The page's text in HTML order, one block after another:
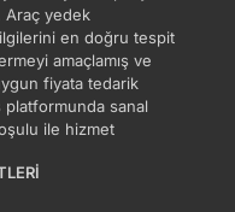
Araç yedek
en doğru tespit
amaçlamış ve
fiyata tedarik
platformunda sanal
ile hizmet